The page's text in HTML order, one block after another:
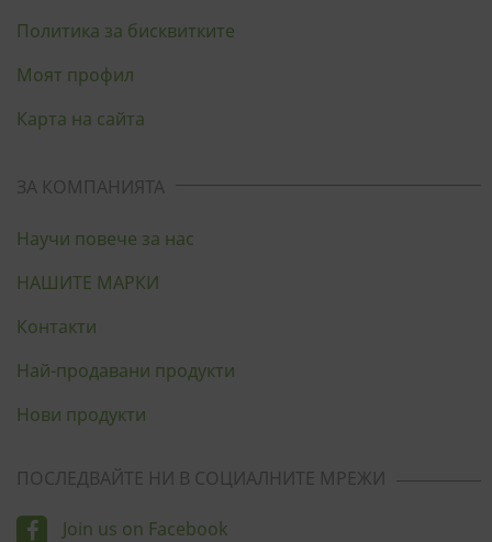
Политика за бисквитките
Моят профил
Карта на сайта
ЗА КОМПАНИЯТА
Научи повече за нас
НАШИТЕ МАРКИ
Контакти
Най-продавани продукти
Нови продукти
ПОСЛЕДВАЙТЕ НИ В СОЦИАЛНИТЕ МРЕЖИ
Join us on Facebook